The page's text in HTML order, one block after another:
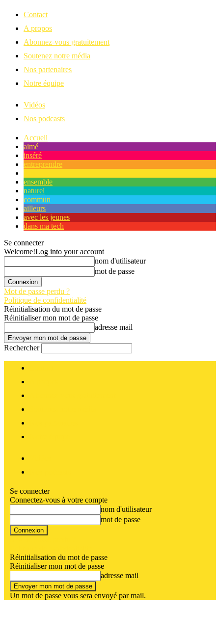
Contact
A propos
Abonnez-vous gratuitement
Soutenez notre média
Nos partenaires
Notre équipe
Vidéos
Nos podcasts
Accueil
aimé
inséré
entreprendre
ensemble
naturel
commun
ailleurs
avec les jeunes
dans ma tech
Se connecter
Welcome!Log into your account
nom d'utilisateur
mot de passe
Mot de passe perdu ?
Politique de confidentialité
Réinitialisation du mot de passe
Réinitialiser mon mot de passe
adresse mail
Rechercher
Se connecter
Connectez-vous à votre compte
nom d'utilisateur
mot de passe
Réinitialisation du mot de passe
Réinitialiser mon mot de passe
adresse mail
Un mot de passe vous sera envoyé par mail.